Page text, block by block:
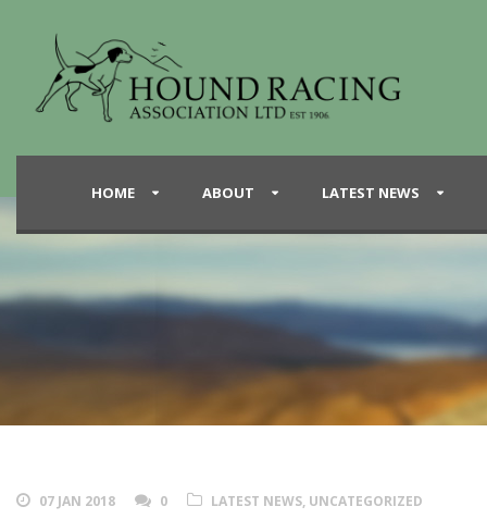
HOME ABOUT LATEST NEWS
07 JAN 2018 0 LATEST NEWS, UNCATEGORIZED